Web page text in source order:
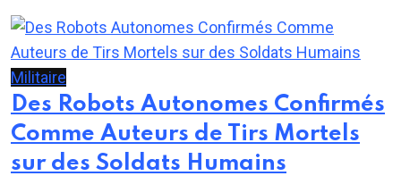
Militaire
Des Robots Autonomes Confirmés
Comme Auteurs de Tirs Mortels
sur des Soldats Humains